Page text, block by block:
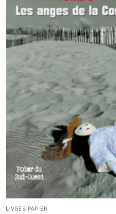
LIVRES PAPIER